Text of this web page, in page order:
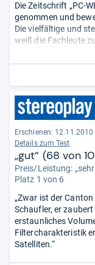
Die Zeitschrift „PC-
genommen und
Die vielfältige und
weiß die Fachleute
Popbässen gut
In großen Räumen
Volumen mangeln.
kommt, werden die
voneinander
kompakten Maße
Außerdem eignet
Erschienen: 12.11.2010
Details zum Test
„gut“ (68 von
Preis/Leistung:
Platz 1 von 6
„Zwar ist der
Schaufler, er
erstaunliches
Filtercharakteristik
Satelliten.“